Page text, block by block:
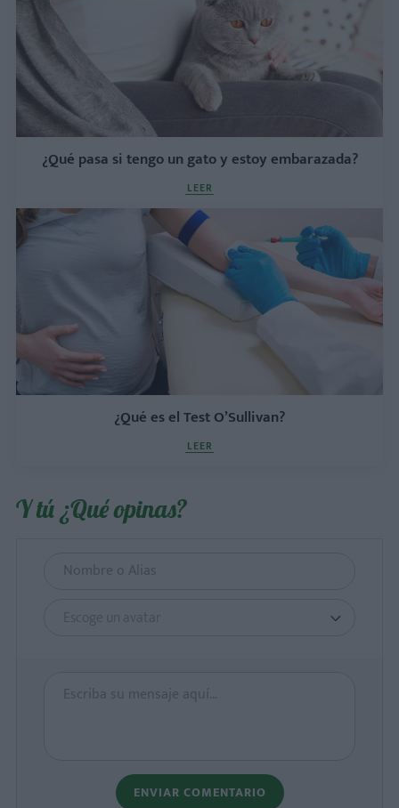
¿Qué pasa si tengo un gato y estoy embarazada?
LEER
¿Qué es el Test O’Sullivan?
LEER
Y tú ¿Qué opinas?
Escoge un avatar
ENVIAR COMENTARIO